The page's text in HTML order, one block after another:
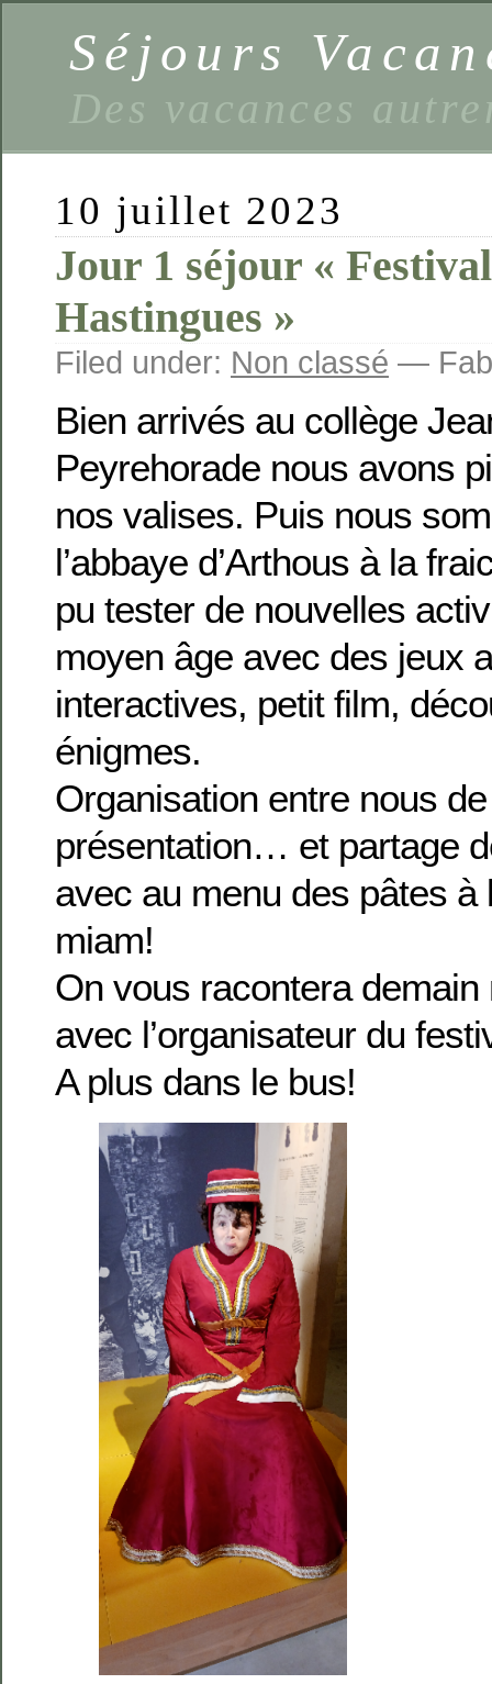
Séjours
Des vacances
10 juillet 2023
Jour 1 séjour «
Hastingues »
Filed under: Non classé —
Bien arrivés au collège
Peyrehorade nous avons
nos valises. Puis nous
l’abbaye d’Arthous à la
pu tester de nouvelles
moyen âge avec des jeux
interactives, petit film,
énigmes.
Organisation entre nous
présentation… et partage
avec au menu des pâtes à
miam!
On vous racontera
avec l’organisateur du
A plus dans le bus!